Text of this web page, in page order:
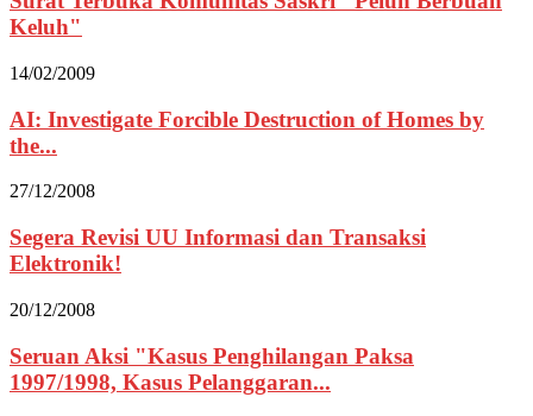
Keluh"
14/02/2009
AI: Investigate Forcible Destruction of Homes by
the...
27/12/2008
Segera Revisi UU Informasi dan Transaksi
Elektronik!
20/12/2008
Seruan Aksi "Kasus Penghilangan Paksa
1997/1998, Kasus Pelanggaran...